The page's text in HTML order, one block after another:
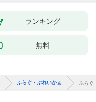
ランキング
無料
ふらぐ・ぶれいかぁ ふらぐ